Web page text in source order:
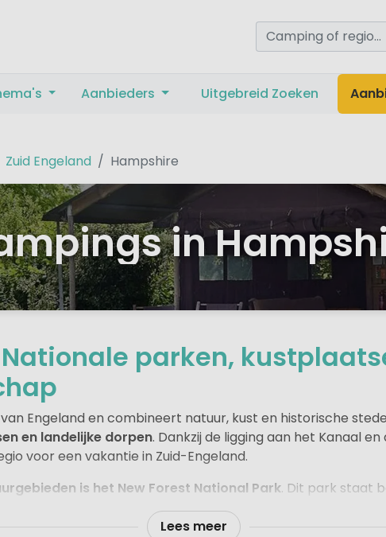
Aanbieders Uitgebreid Zoeken
Zuid Engeland Hampshire
in
parken,
Engeland en combineert natuur, kust en historische
en landelijke dorpen. Dankzij de ligging aan het Kanaal
voor een vakantie in Zuid-Engeland.
is het New Forest National Park. Dit park staat
pony’s. Wandelaars en fietsers vinden hier
Lees meer